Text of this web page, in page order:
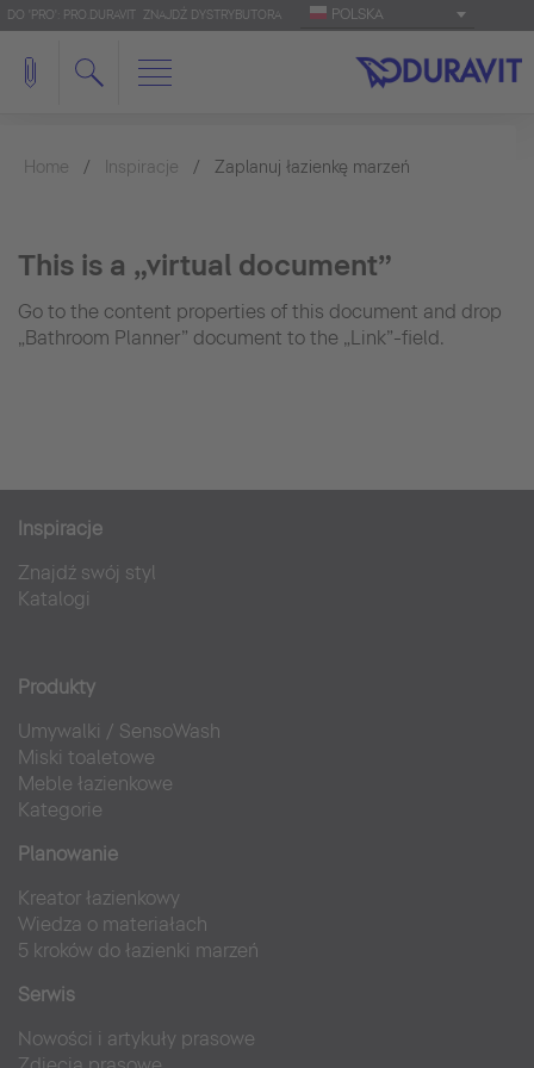
DO 'PRO': PRO.DURAVIT ZNAJDŹ DYSTRYBUTORA POLSKA
Home Inspiracje Zaplanuj łazienkę marzeń
This is a „virtual document”
Go to the content properties of this document and drop
„Bathroom Planner” document to the „Link”-field.
Inspiracje
Znajdź swój styl
Katalogi
Produkty
Umywalki / SensoWash
Miski toaletowe
Meble łazienkowe
Kategorie
Planowanie
Kreator łazienkowy
Wiedza o materiałach
5 kroków do łazienki marzeń
Serwis
Nowości i artykuły prasowe